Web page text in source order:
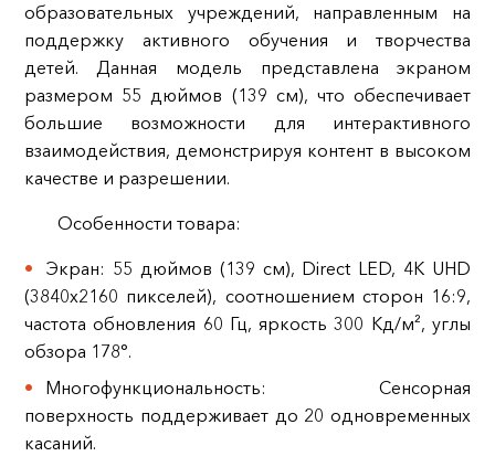
образовательных учреждений, направленным на
поддержку активного обучения и творчества
детей. Данная модель представлена экраном
размером 55 дюймов (139 см), что обеспечивает
большие возможности для интерактивного
взаимодействия, демонстрируя контент в высоком
качестве и разрешении.
Особенности товара:
Экран: 55 дюймов (139 см), Direct LED, 4K UHD
(3840x2160 пикселей), соотношением сторон 16:9,
частота обновления 60 Гц, яркость 300 Кд/м², углы
обзора 178°.
Многофункциональность: Сенсорная
поверхность поддерживает до 20 одновременных
касаний.